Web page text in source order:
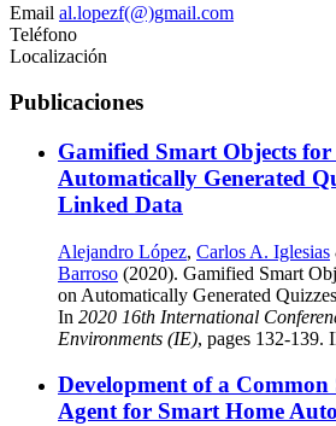
Email al.lopezf(@)gmail.com
Teléfono
Localización
Publicaciones
Gamified Smart Objects for
Automatically Generated
Linked Data
Alejandro López, Carlos A. Iglesias
Barroso (2020). Gamified Smart
on Automatically Generated
In 2020 16th International
Environments (IE), pages 132-139.
Development of a Common
Agent for Smart Home